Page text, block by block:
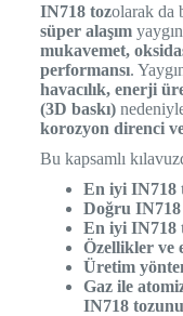
IN718 tozolarak da
süper alaşım
mukavemet,
performansı.
havacılık, enerji
(3D baskı)
korozyon direnci
Bu kapsamlı
En iyi IN718
Doğru IN718
En iyi IN718
Özellikler ve
Üretim
Gaz ile
IN718